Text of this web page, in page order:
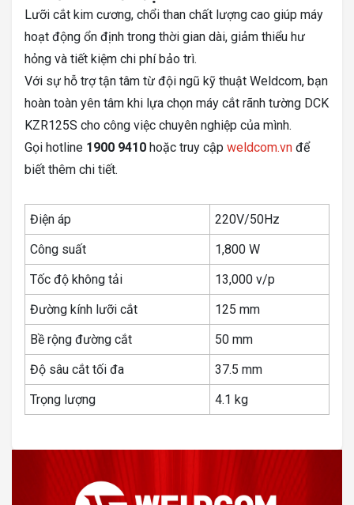
Lưỡi cắt kim cương, chổi than chất lượng cao giúp máy
hoạt động ổn định trong thời gian dài, giảm thiểu hư
hỏng và tiết kiệm chi phí bảo trì.
Với sự hỗ trợ tận tâm từ đội ngũ kỹ thuật Weldcom, bạn
hoàn toàn yên tâm khi lựa chọn máy cắt rãnh tường DCK
KZR125S cho công việc chuyên nghiệp của mình.
Gọi hotline 1900 9410 hoặc truy cập weldcom.vn để
biết thêm chi tiết.
Điện áp
220V/50Hz
Công suất
1,800 W
Tốc độ không tải
13,000 v/p
Đường kính lưỡi cắt
125 mm
Bề rộng đường cắt
50 mm
Độ sâu cắt tối đa
37.5 mm
Trọng lượng
4.1 kg